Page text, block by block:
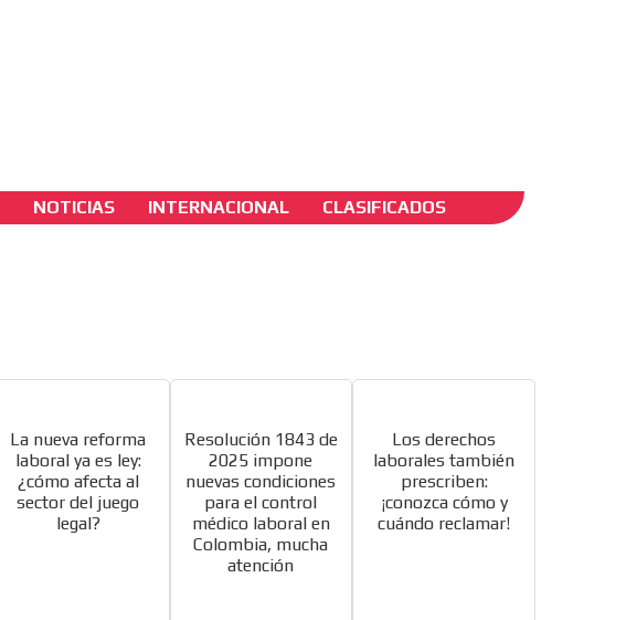
NOTICIAS INTERNACIONAL CLASIFICADOS
La nueva reforma
laboral ya es ley:
¿cómo afecta al
sector del juego
legal?
Resolución 1843 de
2025 impone
nuevas condiciones
para el control
médico laboral en
Colombia, mucha
atención
Los derechos
laborales también
prescriben:
¡conozca cómo y
cuándo reclamar!